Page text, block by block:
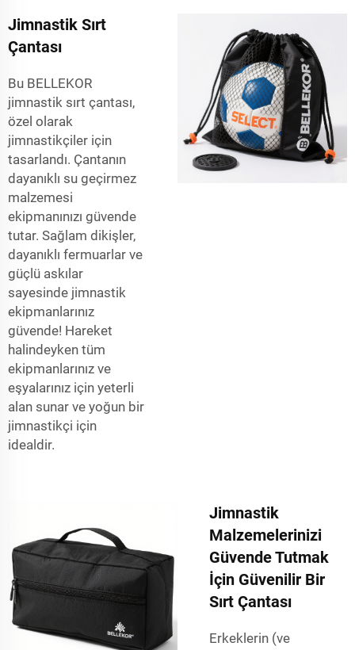
Jimnastik Sırt
Çantası
Bu BELLEKOR
jimnastik sırt çantası,
özel olarak
jimnastikçiler için
tasarlandı. Çantanın
dayanıklı su geçirmez
malzemesi
ekipmanınızı güvende
tutar. Sağlam dikişler,
dayanıklı fermuarlar ve
güçlü askılar
sayesinde jimnastik
ekipmanlarınız
güvende! Hareket
halindeyken tüm
ekipmanlarınız ve
eşyalarınız için yeterli
alan sunar ve yoğun bir
jimnastikçi için
idealdir.
Jimnastik
Malzemelerinizi
Güvende Tutmak
İçin Güvenilir Bir
Sırt Çantası
Erkeklerin (ve